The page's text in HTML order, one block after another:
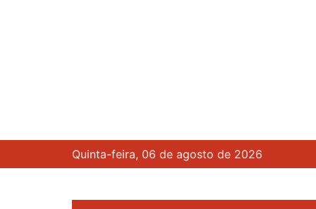
Quinta-feira, 06 de agosto de 2026